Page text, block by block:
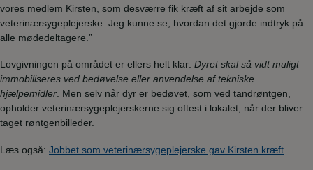
vores medlem Kirsten, som desværre fik kræft af sit arbejde som
veterinærsygeplejerske. Jeg kunne se, hvordan det gjorde indtryk på
alle mødedeltagere.”
Lovgivningen på området er ellers helt klar: Dyret skal så vidt muligt
immobiliseres ved bedøvelse eller anvendelse af tekniske
hjælpemidler . Men selv når dyr er bedøvet, som ved tandrøntgen,
opholder veterinærsygeplejerskerne sig oftest i lokalet, når der bliver
taget røntgenbilleder.
Læs også: Jobbet som veterinærsygeplejerske gav Kirsten kræft